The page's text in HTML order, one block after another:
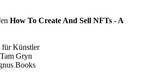
How To Create And Sell NFTs - A
Künstler
Gryn
Books